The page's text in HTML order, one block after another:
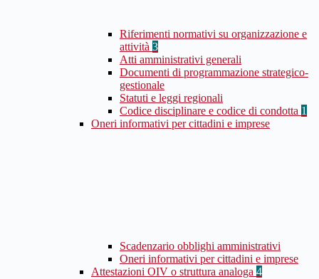
Riferimenti normativi su organizzazione e
attività 3
Atti amministrativi generali
Documenti di programmazione strategico-
gestionale
Statuti e leggi regionali
Codice disciplinare e codice di condotta 1
Oneri informativi per cittadini e imprese
Scadenzario obblighi amministrativi
Oneri informativi per cittadini e imprese
Attestazioni OIV o struttura analoga 4